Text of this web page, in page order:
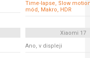
Time-lapse, Slow
mód, Makro, HDR
Xiaomi 17
Ano, v displeji